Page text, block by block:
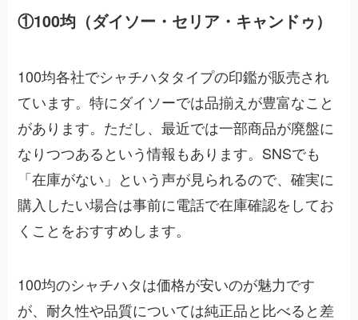
①100均（ダイソー・セリア・キャンドゥ）
100均各社でシャチハタタイプの印鑑が販売され
ています。特にダイソーでは品揃えが豊富なこと
があります。ただし、最近では一部商品が廃盤に
なりつつあるという情報もあります。SNSでも
「在庫がない」という声が見られるので、確実に
購入したい場合は事前に電話で在庫確認をしてお
くことをおすすめします。
100均のシャチハタは価格が安いのが魅力です
が、耐久性や品質については純正品と比べると差